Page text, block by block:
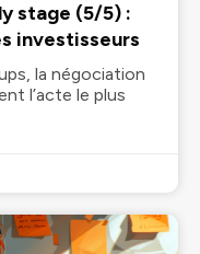
stage (5/5) :
investisseurs
la négociation
l’acte le plus